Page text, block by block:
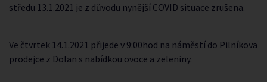
středu 13.1.2021 je z důvodu nynější COVID situace zrušena.
Ve čtvrtek 14.1.2021 přijede v 9:00hod na náměstí do Pilníkova
prodejce z Dolan s nabídkou ovoce a zeleniny.